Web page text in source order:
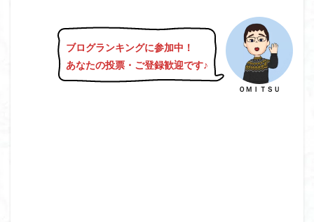
ブログランキングに参加中！
あなたの投票・ご登録歓迎です♪
ＯＭＩＴＳＵ